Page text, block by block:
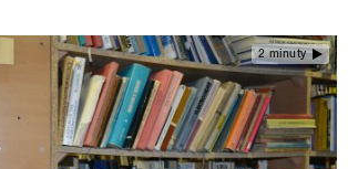
2 minuty